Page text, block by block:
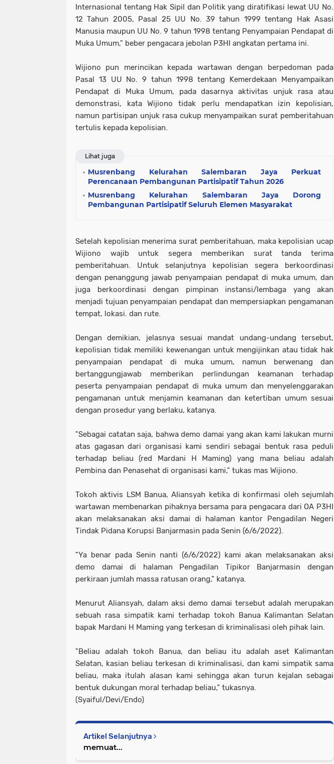
Internasional tentang Hak Sipil dan Politik yang diratifikasi lewat UU No.
12 Tahun 2005, Pasal 25 UU No. 39 tahun 1999 tentang Hak Asasi
Manusia maupun UU No. 9 tahun 1998 tentang Penyampaian Pendapat di
Muka Umum," beber pengacara jebolan P3HI angkatan pertama ini.
Wijiono pun merincikan kepada wartawan dengan berpedoman pada
Pasal 13 UU No. 9 tahun 1998 tentang Kemerdekaan Menyampaikan
Pendapat di Muka Umum, pada dasarnya aktivitas unjuk rasa atau
demonstrasi, kata Wijiono tidak perlu mendapatkan izin kepolisian,
namun partisipan unjuk rasa cukup menyampaikan surat pemberitahuan
tertulis kepada kepolisian.
Lihat juga
Musrenbang Kelurahan Salembaran Jaya Perkuat
Perencanaan Pembangunan Partisipatif Tahun 2026
Musrenbang Kelurahan Salembaran Jaya Dorong
Pembangunan Partisipatif Seluruh Elemen Masyarakat
Setelah kepolisian menerima surat pemberitahuan, maka kepolisian ucap
Wijiono wajib untuk segera memberikan surat tanda terima
pemberitahuan. Untuk selanjutnya kepolisian segera berkoordinasi
dengan penanggung jawab penyampaian pendapat di muka umum, dan
juga berkoordinasi dengan pimpinan instansi/lembaga yang akan
menjadi tujuan penyampaian pendapat dan mempersiapkan pengamanan
tempat, lokasi. dan rute.
Dengan demikian, jelasnya sesuai mandat undang-undang tersebut,
kepolisian tidak memiliki kewenangan untuk mengijinkan atau tidak hak
penyampaian pendapat di muka umum, namun berwenang dan
bertanggungjawab memberikan perlindungan keamanan terhadap
peserta penyampaian pendapat di muka umum dan menyelenggarakan
pengamanan untuk menjamin keamanan dan ketertiban umum sesuai
dengan prosedur yang berlaku, katanya.
"Sebagai catatan saja, bahwa demo damai yang akan kami lakukan murni
atas gagasan dari organisasi kami sendiri sebagai bentuk rasa peduli
terhadap beliau (red Mardani H Maming) yang mana beliau adalah
Pembina dan Penasehat di organisasi kami," tukas mas Wijiono.
Tokoh aktivis LSM Banua, Aliansyah ketika di konfirmasi oleh sejumlah
wartawan membenarkan pihaknya bersama para pengacara dari OA P3HI
akan melaksanakan aksi damai di halaman kantor Pengadilan Negeri
Tindak Pidana Korupsi Banjarmasin pada Senin (6/6/2022).
"Ya benar pada Senin nanti (6/6/2022) kami akan melaksanakan aksi
demo damai di halaman Pengadilan Tipikor Banjarmasin dengan
perkiraan jumlah massa ratusan orang," katanya.
Menurut Aliansyah, dalam aksi demo damai tersebut adalah merupakan
sebuah rasa simpatik kami terhadap tokoh Banua Kalimantan Selatan
bapak Mardani H Maming yang terkesan di kriminalisasi oleh pihak lain.
"Beliau adalah tokoh Banua, dan beliau itu adalah aset Kalimantan
Selatan, kasian beliau terkesan di kriminalisasi, dan kami simpatik sama
beliau, maka itulah alasan kami sehingga akan turun kejalan sebagai
bentuk dukungan moral terhadap beliau," tukasnya.
(Syaiful/Devi/Endo)
Artikel Selanjutnya
memuat...